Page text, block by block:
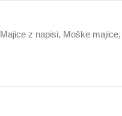
Majice z napisi, Moške majice,